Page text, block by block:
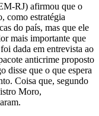
RJ) afirmou que o
como estratégia
do país, mas que ele
mais importante que
dada em entrevista ao
anticrime proposto
disse que o que espera
Coisa que, segundo
Moro,